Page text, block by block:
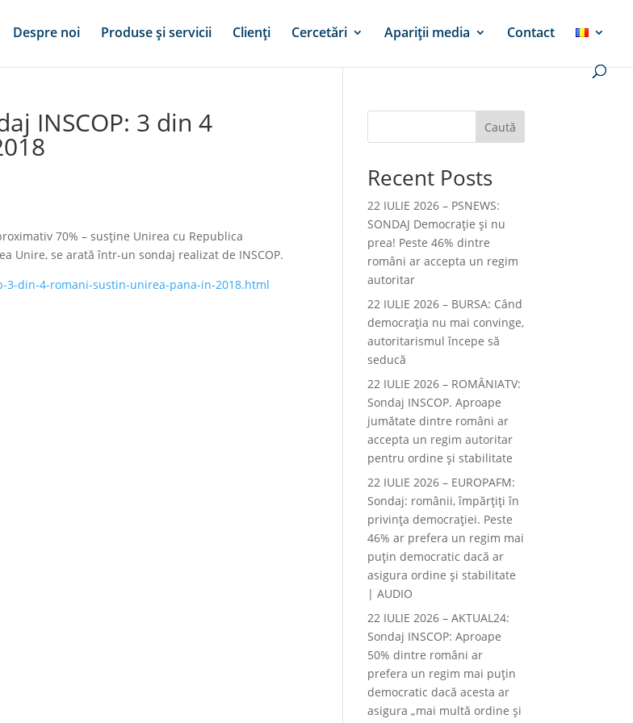
Despre noi Produse și servicii Clienți Cercetări Apariții media Contact
INSCOP: 3 din 4
70% – susţine Unirea cu Republica
Unire, se arată într-un sondaj realizat de INSCOP.
din-4-romani-sustin-unirea-pana-in-2018.html
Caută
Recent Posts
22 IULIE 2026 – PSNEWS:
SONDAJ Democrație și nu
prea! Peste 46% dintre
români ar accepta un regim
autoritar
22 IULIE 2026 – BURSA: Când
democraţia nu mai convinge,
autoritarismul începe să
seducă
22 IULIE 2026 – ROMÂNIATV:
Sondaj INSCOP. Aproape
jumătate dintre români ar
accepta un regim autoritar
pentru ordine și stabilitate
22 IULIE 2026 – EUROPAFM:
Sondaj: românii, împărțiți în
privința democrației. Peste
46% ar prefera un regim mai
puțin democratic dacă ar
asigura ordine și stabilitate
| AUDIO
22 IULIE 2026 – AKTUAL24:
Sondaj INSCOP: Aproape
50% dintre români ar
prefera un regim mai puțin
democratic dacă acesta ar
asigura „mai multă ordine și